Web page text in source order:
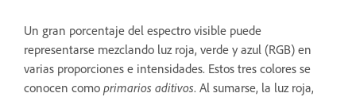
Un gran porcentaje del espectro visible puede
representarse mezclando luz roja, verde y azul (RGB) en
varias proporciones e intensidades. Estos tres colores se
conocen como primarios aditivos. Al sumarse, la luz roja,